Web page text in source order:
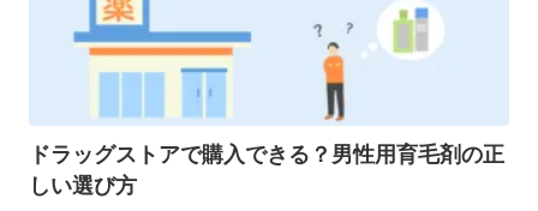
ドラッグストアで購入できる？男性用育毛剤の正
しい選び方